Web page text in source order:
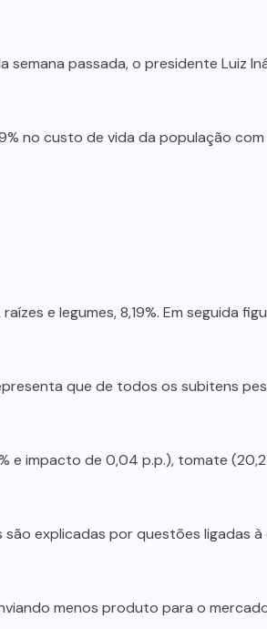
passada, o presidente Luiz
no custo de vida da população
e legumes, 8,19%. Em seguida
que de todos os subitens
e impacto de 0,04 p.p.), tomate
explicadas por questões ligadas
menos produto para o